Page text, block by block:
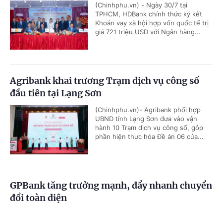
(Chinhphu.vn) - Ngày 30/7 tại
TPHCM, HDBank chính thức ký kết
Khoản vay xã hội hợp vốn quốc tế trị
giá 721 triệu USD với Ngân hàng...
Agribank khai trương Trạm dịch vụ công số
đầu tiên tại Lạng Sơn
(Chinhphu.vn)- Agribank phối hợp
UBND tỉnh Lạng Sơn đưa vào vận
hành 10 Trạm dịch vụ công số, góp
phần hiện thực hóa Đề án 06 của...
GPBank tăng trưởng mạnh, đẩy nhanh chuyển
đổi toàn diện